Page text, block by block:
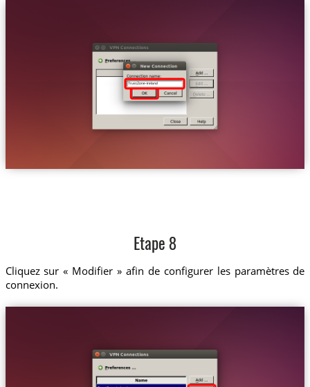
Trust.Zone-Ireland
Etape 8
Cliquez sur « Modifier » afin de configurer les paramètres de
connexion.